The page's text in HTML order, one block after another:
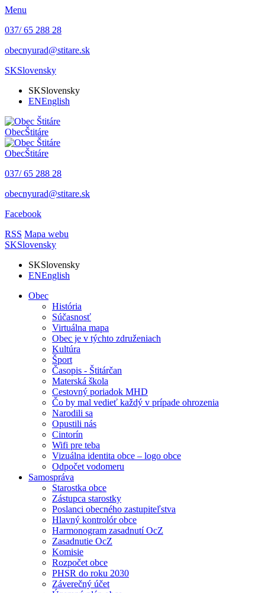
Menu
037/ 65 288 28
obecnyurad@stitare.sk
SKSlovensky
SKSlovensky
ENEnglish
ObecŠtitáre
ObecŠtitáre
037/ 65 288 28
obecnyurad@stitare.sk
Facebook
RSS Mapa webu
SKSlovensky
SKSlovensky
ENEnglish
Obec
História
Súčasnosť
Virtuálna mapa
Obec je v týchto združeniach
Kultúra
Šport
Časopis - Štitárčan
Materská škola
Cestovný poriadok MHD
Čo by mal vedieť každý v prípade ohrozenia
Narodili sa
Opustili nás
Cintorín
Wifi pre teba
Vizuálna identita obce – logo obce
Odpočet vodomeru
Samospráva
Starostka obce
Zástupca starostky
Poslanci obecného zastupiteľstva
Hlavný kontrolór obce
Harmonogram zasadnutí OcZ
Zasadnutie OcZ
Komisie
Rozpočet obce
PHSR do roku 2030
Záverečný účet